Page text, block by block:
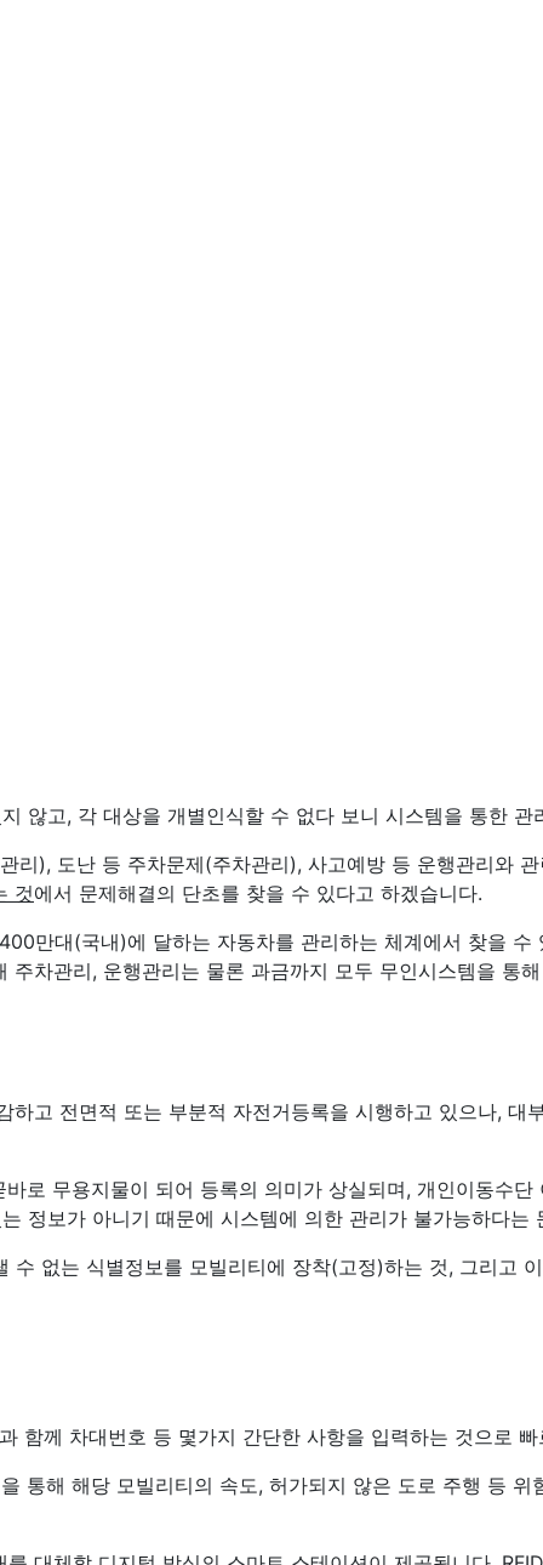
않고, 각 대상을 개별인식할 수 없다 보니 시스템을 통한
), 도난 등 주차문제(주차관리), 사고예방 등 운행관리와
것에서 문제해결의 단초를 찾을 수 있다고 하겠습니다.
만대(국내)에 달하는 자동차를 관리하는 체계에서 찾을
차관리, 운행관리는 물론 과금까지 모두 무인시스템을 통
고 전면적 또는 부분적 자전거등록을 시행하고 있으나, 대
로 무용지물이 되어 등록의 의미가 상실되며, 개인이동수
정보가 아니기 때문에 시스템에 의한 관리가 불가능하다는
없는 식별정보를 모빌리티에 장착(고정)하는 것, 그리고
함께 차대번호 등 몇가지 간단한 사항을 입력하는 것으로
통해 해당 모빌리티의 속도, 허가되지 않은 도로 주행 등